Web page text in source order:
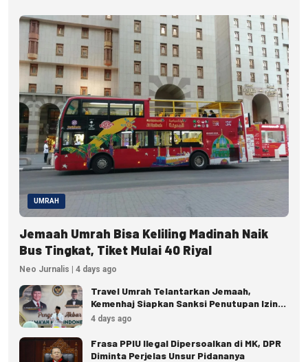
UMRAH
Jemaah Umrah Bisa Keliling Madinah Naik
Bus Tingkat, Tiket Mulai 40 Riyal
Neo Jurnalis | 4 days ago
Travel Umrah Telantarkan Jemaah,
Kemenhaj Siapkan Sanksi Penutupan Izin
hingga Pidana
4 days ago
Frasa PPIU Ilegal Dipersoalkan di MK, DPR
Diminta Perjelas Unsur Pidananya